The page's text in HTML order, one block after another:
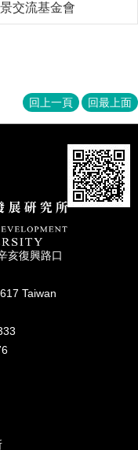
交流基金會
回上一頁 回最上面
亥復興路⼝
Taiwan